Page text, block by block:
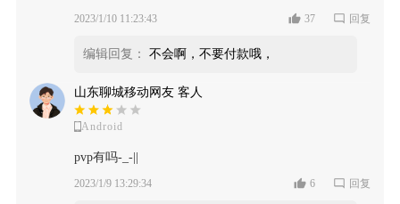
2023/1/10 11:23:43 37 回复
编辑回复： 不会啊，不要付款哦，
山东聊城移动网友 客人
Android
pvp有吗-_-||
2023/1/9 13:29:34 6 回复